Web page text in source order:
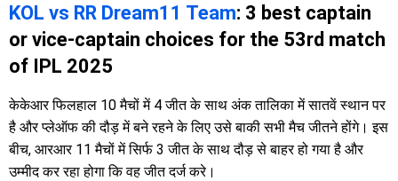
KOL vs RR Dream11 Team: 3 best captain
or vice-captain choices for the 53rd match
of IPL 2025
केकेआर फिलहाल 10 मैचों में 4 जीत के साथ अंक तालिका में सातवें स्थान पर
है और प्लेऑफ की दौड़ में बने रहने के लिए उसे बाकी सभी मैच जीतने होंगे। इस
बीच, आरआर 11 मैचों में सिर्फ 3 जीत के साथ दौड़ से बाहर हो गया है और
उम्मीद कर रहा होगा कि वह जीत दर्ज करे।